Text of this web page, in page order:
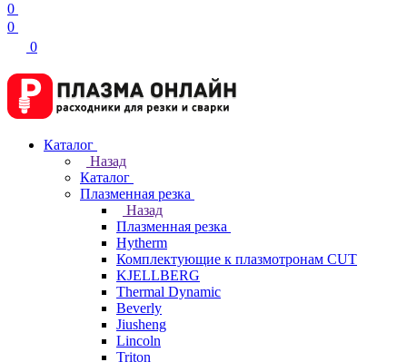
0
0
0
Каталог
Назад
Каталог
Плазменная резка
Назад
Плазменная резка
Hytherm
Комплектующие к плазмотронам CUT
KJELLBERG
Thermal Dynamic
Beverly
Jiusheng
Lincoln
Triton